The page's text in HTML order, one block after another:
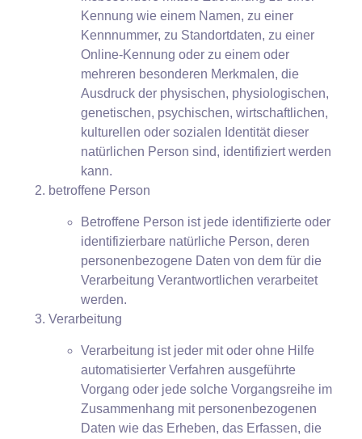
Kennung wie einem Namen, zu einer
Kennnummer, zu Standortdaten, zu einer
Online-Kennung oder zu einem oder
mehreren besonderen Merkmalen, die
Ausdruck der physischen, physiologischen,
genetischen, psychischen, wirtschaftlichen,
kulturellen oder sozialen Identität dieser
natürlichen Person sind, identifiziert werden
kann.
betroffene Person
Betroffene Person ist jede identifizierte oder
identifizierbare natürliche Person, deren
personenbezogene Daten von dem für die
Verarbeitung Verantwortlichen verarbeitet
werden.
Verarbeitung
Verarbeitung ist jeder mit oder ohne Hilfe
automatisierter Verfahren ausgeführte
Vorgang oder jede solche Vorgangsreihe im
Zusammenhang mit personenbezogenen
Daten wie das Erheben, das Erfassen, die